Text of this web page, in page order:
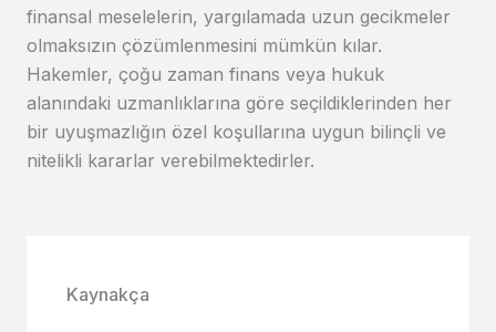
finansal meselelerin, yargılamada uzun gecikmeler
olmaksızın çözümlenmesini mümkün kılar.
Hakemler, çoğu zaman finans veya hukuk
alanındaki uzmanlıklarına göre seçildiklerinden her
bir uyuşmazlığın özel koşullarına uygun bilinçli ve
nitelikli kararlar verebilmektedirler.
Kaynakça